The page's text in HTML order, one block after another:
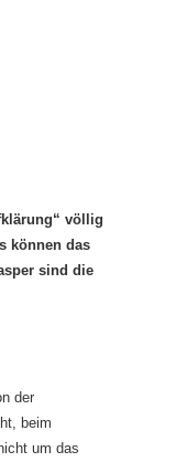
völlig
können das
sind die
der
beim
um das